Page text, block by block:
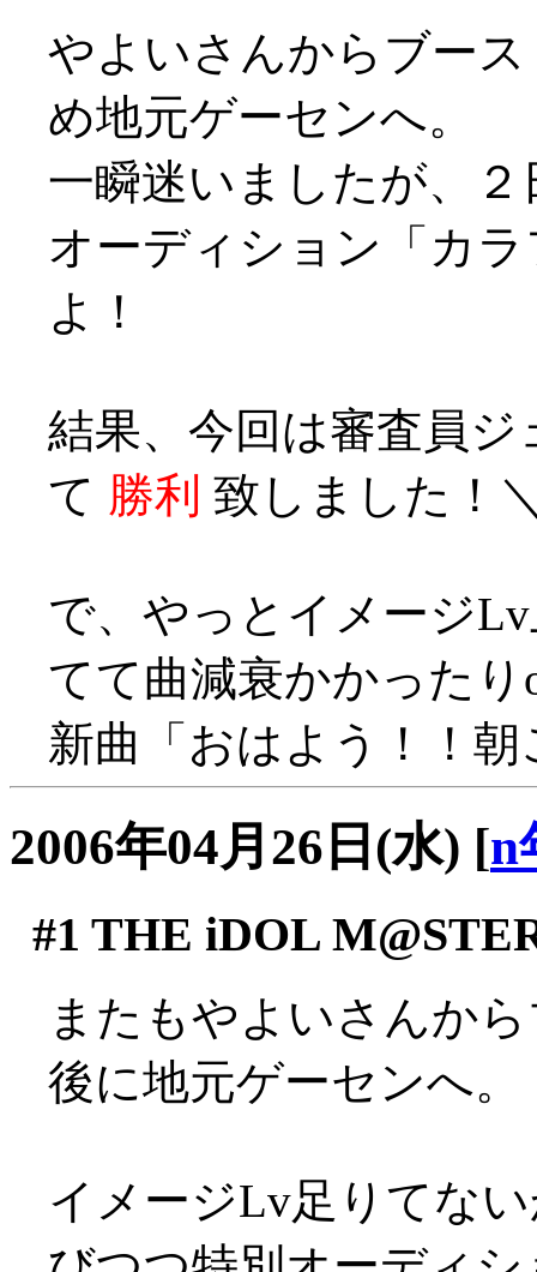
やよいさんからブー
め地元ゲーセンへ。
一瞬迷いましたが、
オーディション「カ
よ！
結果、今回は審査員
て 勝利 致しました！
で、やっとイメージ
てて曲減衰かかったり
新曲「おはよう！！
2006年04月26日(水) [n
#1 THE iDOL
またもやよいさんか
後に地元ゲーセンへ。
イメージLv足りてな